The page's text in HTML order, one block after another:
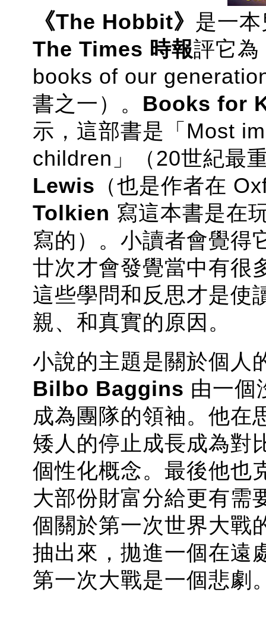
《The Hobbit》 是一
The Times 時報評它
books of our
書之一）。 Books for
示，這部書是「Most
children」（20世紀最
Lewis （也是作者在
Tolkien 寫這本書是在
寫的）。小讀者會覺得
廿次才會發覺當中有很
這些學問和反思才是使
親、和真實的原因。
小說的主題是關於個人
Bilbo Baggins 由一個
成為團隊的領袖。他在
矮人的停止成長成為對
個性化概念。最後他也
大部份財富分給更有需
個關於第一次世界大戰
抽出來，拋進一個在遠
第一次大戰是一個悲劇